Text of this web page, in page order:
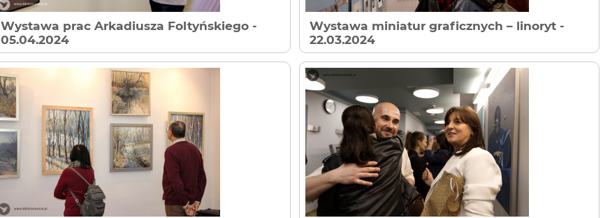
Wystawa prac Arkadiusza Foltyńskiego -
05.04.2024
Wystawa miniatur graficznych – linoryt -
22.03.2024